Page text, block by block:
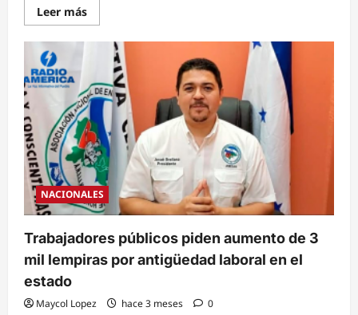
Leer másRead
more
Proceso
liquidación
estatal
contempla
más
de
1,000
despidos
pendientes
NACIONALES
Trabajadores públicos piden aumento de 3
mil lempiras por antigüedad laboral en el
estado
Maycol Lopez hace 3 meses 0